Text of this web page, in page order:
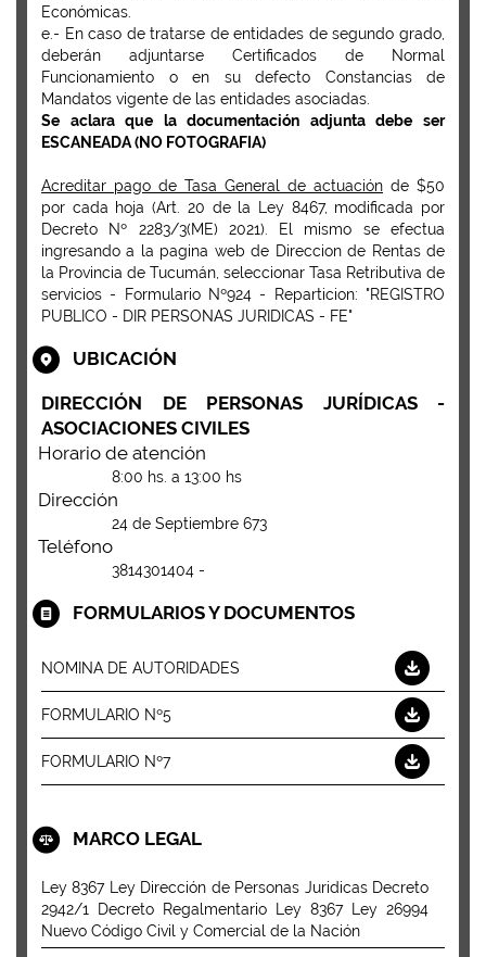
Económicas.
e.- En caso de tratarse de entidades de segundo grado,
deberán adjuntarse Certificados de Normal
Funcionamiento o en su defecto Constancias de
Mandatos vigente de las entidades asociadas.
Se aclara que la documentación adjunta debe ser
ESCANEADA (NO FOTOGRAFIA)
Acreditar pago de Tasa General de actuación de $50
por cada hoja (Art. 20 de la Ley 8467, modificada por
Decreto Nº 2283/3(ME) 2021). El mismo se efectua
ingresando a la pagina web de Direccion de Rentas de
la Provincia de Tucumán, seleccionar Tasa Retributiva de
servicios - Formulario Nº924 - Reparticion: "REGISTRO
PUBLICO - DIR PERSONAS JURIDICAS - FE"
UBICACIÓN
DIRECCIÓN DE PERSONAS JURÍDICAS -
ASOCIACIONES CIVILES
Horario de atención
8:00 hs. a 13:00 hs
Dirección
24 de Septiembre 673
Teléfono
3814301404 -
FORMULARIOS Y DOCUMENTOS
NOMINA DE AUTORIDADES
FORMULARIO Nº5
FORMULARIO Nº7
MARCO LEGAL
Ley 8367 Ley Dirección de Personas Juridicas Decreto
2942/1 Decreto Regalmentario Ley 8367 Ley 26994
Nuevo Código Civil y Comercial de la Nación